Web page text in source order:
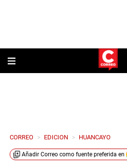
CORREO > EDICION > HUANCAYO
Añadir Correo como fuente preferida en